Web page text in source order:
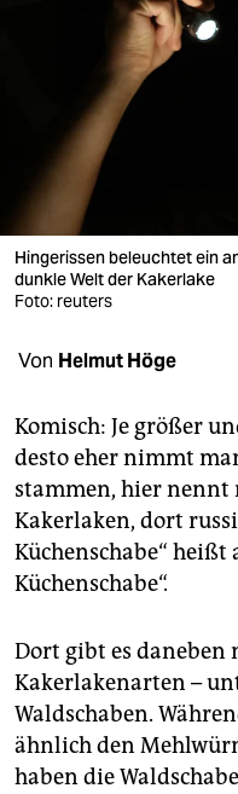
wahrheit
verlag
verlag
shop
fragen & hilfe
unterstützen
abo
genossenschaft
Hingerissen beleuchtet ein
dunkle Welt der Kakerlake
Foto: reuters
Von Helmut Höge
Komisch: Je größer
desto eher nimmt
stammen, hier nennt
Kakerlaken, dort
Küchenschabe“ heißt
Küchenschabe“.
Dort gibt es daneben
Kakerlakenarten –
Waldschaben.
ähnlich den
haben die